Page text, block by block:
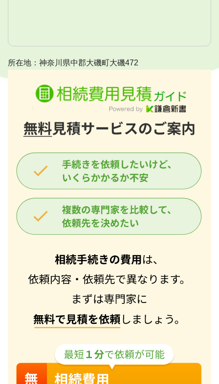
所在地：神奈川県中郡大磯町大磯472